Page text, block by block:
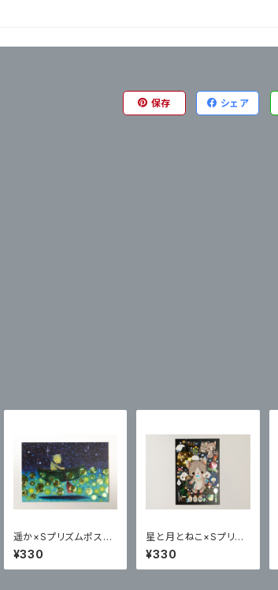
保存 シェア
遥か×Sプリズムポスト
カード
¥330
星と月とねこ×Sプリズ
ムポストカード
¥330